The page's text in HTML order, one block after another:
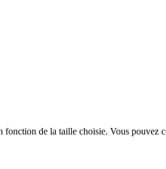
de la taille choisie. Vous pouvez